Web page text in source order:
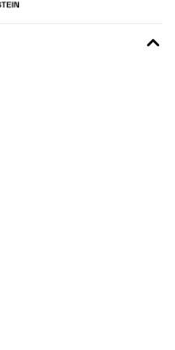
das wir zufrieden sind. Der
sehr billig gemacht